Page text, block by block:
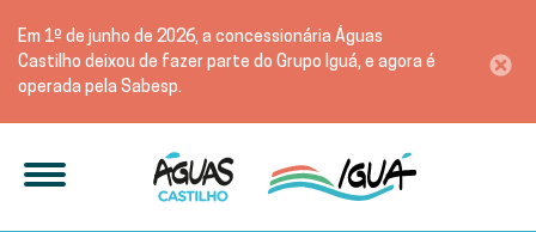
Em 1º de junho de 2026, a concessionária Águas
Castilho deixou de fazer parte do Grupo Iguá, e agora é
operada pela Sabesp.